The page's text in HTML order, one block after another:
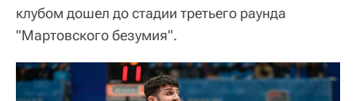
клубом дошел до стадии третьего раунда
"Мартовского безумия".